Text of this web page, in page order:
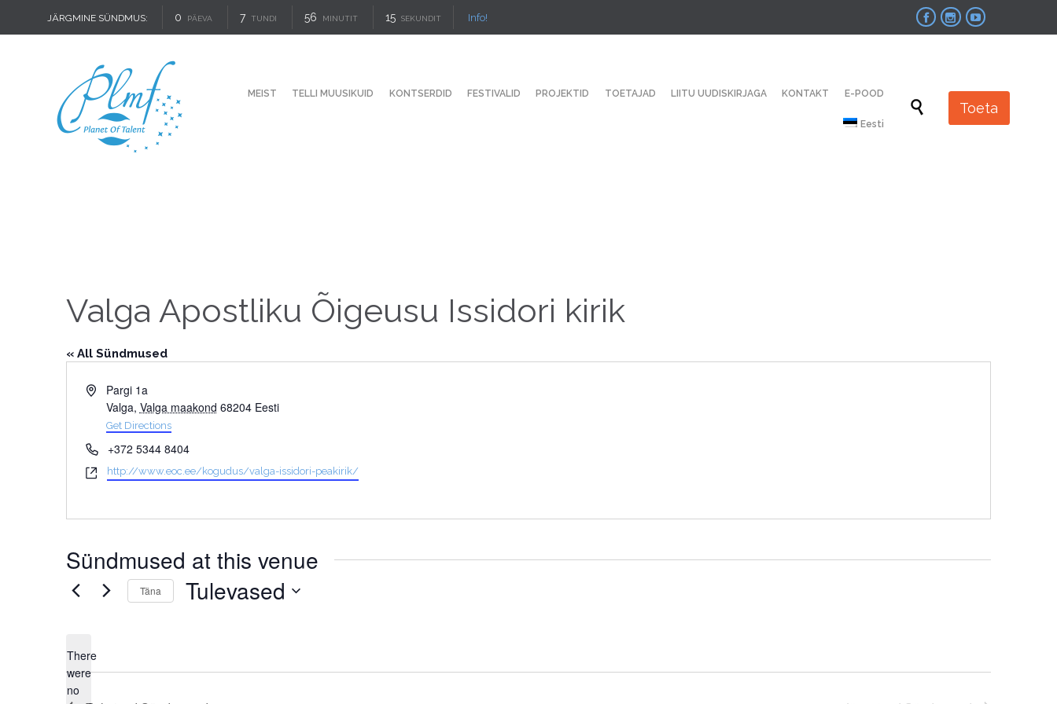
JÄRGMINE SÜNDMUS: 0 PÄEVA 7 TUNDI 56 MINUTIT 15 SEKUNDIT Info!   
content
MEIST TELLI MUUSIKUID KONTSERDID FESTIVALID PROJEKTID TOETAJAD LIITU UUDISKIRJAGA KONTAKT E-POOD
Eesti
 Toeta
Valga Apostliku Õigeusu Issidori kirik
« All Sündmused
AddressPargi 1a
Valga, Valga maakond 68204 Eesti
Get Directions
Phone+372 5344 8404
Websitehttp://www.eoc.ee/kogudus/valga-issidori-peakirik/
Sündmused at this venue
Notice
There
were
no
Täna Tulevased